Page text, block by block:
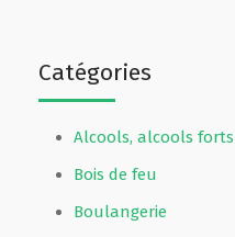
Catégories
Alcools, alcools forts
Bois de feu
Boulangerie